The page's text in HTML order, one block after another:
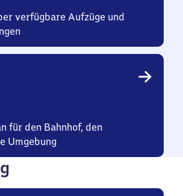
verfügbare Aufzüge und
für den Bahnhof, den
Umgebung